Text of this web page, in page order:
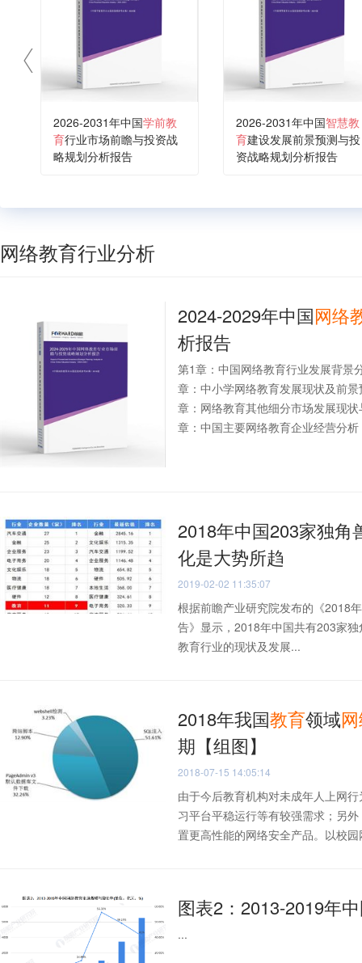
2026-2031年中国学前教
育行业市场前瞻与投资战
略规划分析报告
2026-2031年中国智慧教
育建设发展前景预测与投
资战略规划分析报告
网络教育行业分析
2024-2029年中国网络
析报告
第1章：中国网络教育行业发展背景
章：中小学网络教育发展现状及前
章：网络教育其他细分市场发展现
章：中国主要网络教育企业经营分
2018年中国203家独角
化是大势所趋
2019-02-02 11:35:07
根据前瞻产业研究院发布的《2018
告》显示，2018年中国共有203家
教育行业的现状及发展...
2018年我国教育领域
期【组图】
2018-07-15 14:05:14
由于今后教育机构对未成年人上网
习平台平稳运行等有较强需求；另
置更高性能的网络安全产品。以校
图表2：2013-2019年
...